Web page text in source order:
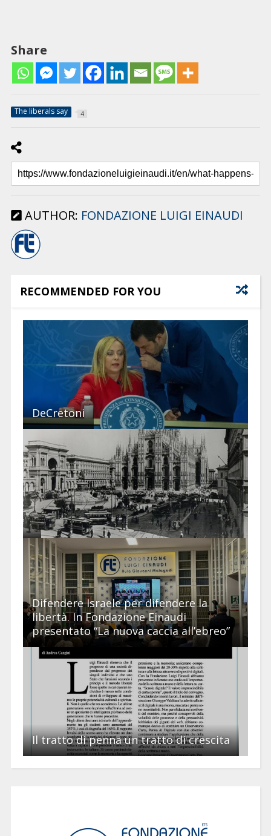
Share
The liberals say 4
AUTHOR: FONDAZIONE LUIGI EINAUDI
RECOMMENDED FOR YOU
DeCretoni
Difendere Israele per difendere la
libertà. In Fondazione Einaudi
presentato “La nuova caccia all’ebreo”
Il tratto di penna un tratto di crescita